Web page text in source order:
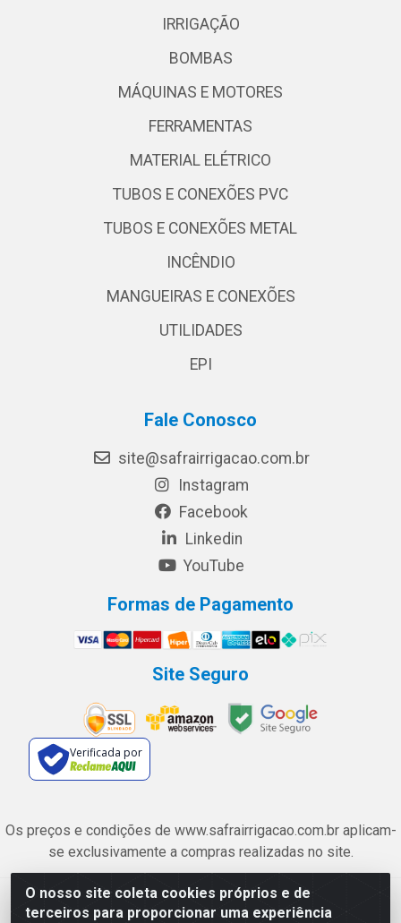
O nosso site coleta cookies próprios e de
terceiros para proporcionar uma experiência
IRRIGAÇÃO
BOMBAS
MÁQUINAS E MOTORES
FERRAMENTAS
MATERIAL ELÉTRICO
TUBOS E CONEXÕES PVC
TUBOS E CONEXÕES METAL
INCÊNDIO
MANGUEIRAS E CONEXÕES
UTILIDADES
EPI
Fale Conosco
site@safrairrigacao.com.br
Instagram
Facebook
Linkedin
YouTube
Formas de Pagamento
Site Seguro
Verificada por
Os preços e condições de www.safrairrigacao.com.br aplicam-
se exclusivamente a compras realizadas no site.
Safra Agrícola e Pecuária LTDA - Avenida Castelo Branco, 5330 -